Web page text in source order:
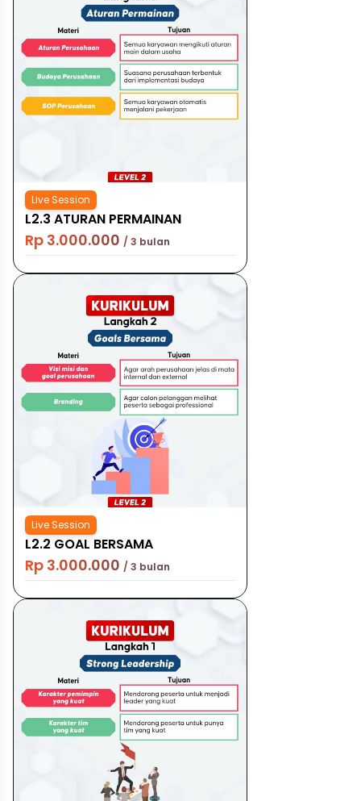
Live Session
L2.3 ATURAN PERMAINAN
Rp 3.000.000 / 3 bulan
Live Session
L2.2 GOAL BERSAMA
Rp 3.000.000 / 3 bulan